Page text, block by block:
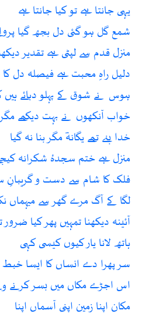
یہی جانتا ہے تو کیا جانتا ہے
شمع گل ہو گئی دل بجھ گیا
منزل قدم سے لپٹی ہے تقدیر
دلیل راہِ محبت ہے فیصلہ دل کا
ہوس نے شوق کے پہلو دبائے ہیں
خواب آنکھوں نے بہت دیکھے مگر
خدا بنے تھے یگانہؔ مگر بنا نہ گیا
منزل ہے ختم سجدۂ شکرانہ
فلک کا شام سے دست و گریبانِ
لگا کے آگ مرے گھر سے میہماں
آئینہ دیکھنا تمہیں پھر کیا ضرور
ہاتھ لانا یار کیوں کیسی کہی
سر پھرا دے انساں کا ایسا
اس اجڑے مکاں میں بسر کرنے
مکان اپنا زمین اپنی آسماں اپنا